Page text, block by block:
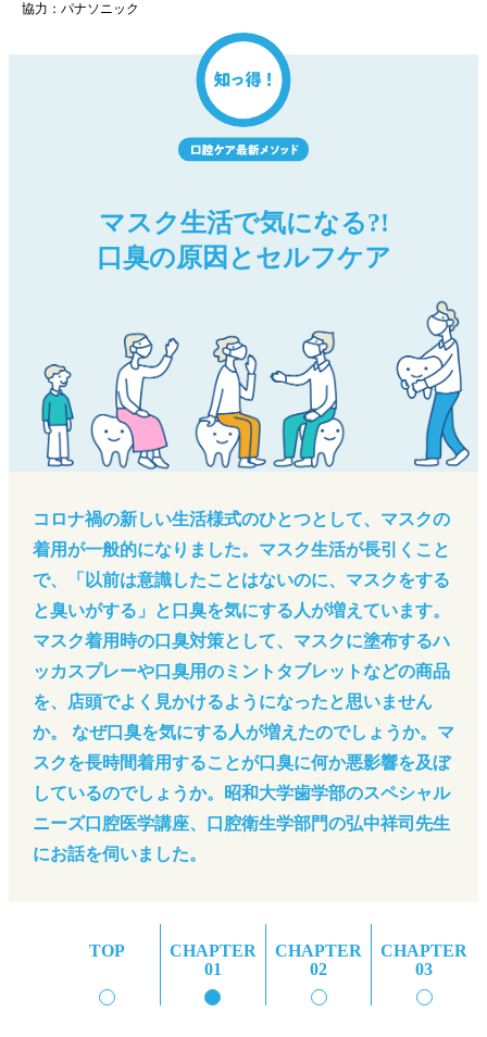
協力：パナソニック
マスク生活で気になる?!
口臭の原因とセルフケア
コロナ禍の新しい生活様式のひとつとして、マスクの
着用が一般的になりました。マスク生活が長引くこと
で、「以前は意識したことはないのに、マスクをする
と臭いがする」と口臭を気にする人が増えています。
マスク着用時の口臭対策として、マスクに塗布するハ
ッカスプレーや口臭用のミントタブレットなどの商品
を、店頭でよく見かけるようになったと思いません
か。 なぜ口臭を気にする人が増えたのでしょうか。マ
スクを長時間着用することが口臭に何か悪影響を及ぼ
しているのでしょうか。昭和大学歯学部のスペシャル
ニーズ口腔医学講座、口腔衛生学部門の弘中祥司先生
にお話を伺いました。
TOP
CHAPTER
01
CHAPTER
02
CHAPTER
03